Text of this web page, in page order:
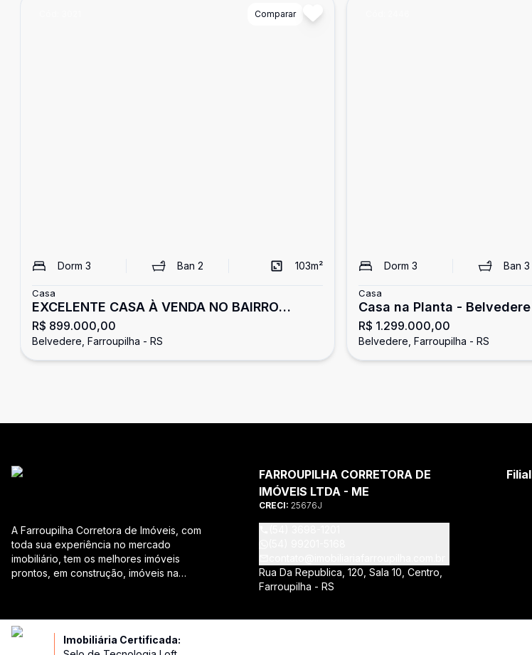
Comparar
Dorm 3 Ban2 103m²
Casa
EXCELENTE CASA À VENDA NO BAIRRO
BELVEDERE
R$ 899.000,00
Belvedere, Farroupilha - RS
Dorm 3 Ban 3
Casa
Casa na Planta - Belvedere
R$ 1.299.000,00
Belvedere, Farroupilha - RS
A Farroupilha Corretora de Imóveis, com
toda sua experiência no mercado
imobiliário, tem os melhores imóveis
prontos, em construção, imóveis na
melhor atender as suas necessidades e
anseios. Ao nos procurar, nossos
FARROUPILHA CORRETORA DE
IMÓVEIS LTDA - ME
CRECI: 25676J
Rua Da Republica, 120, Sala 10, Centro,
Farroupilha - RS
Filial
Imobiliária Certificada: